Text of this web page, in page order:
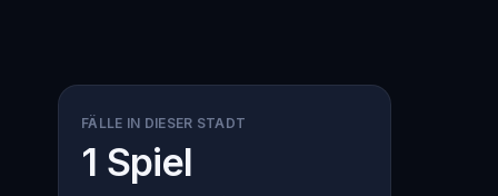
FÄLLE IN DIESER STADT
1 Spiel